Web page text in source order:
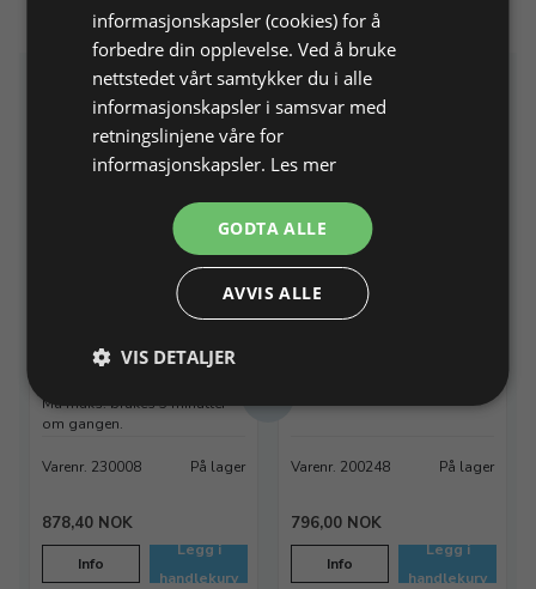
Relaterte produkter
Minibrenner, Ironda til
større loddinger
Må maks. brukes 5 minutter
om gangen.
Varenr. 230008 På lager
878,40 NOK
Info
Legg i
handlekurv
Varenr. 200248 På lager
796,00 NOK
Info
Legg i
handlekurv
informasjonskapsler (cookies) for å
forbedre din opplevelse. Ved å bruke
nettstedet vårt samtykker du i alle
informasjonskapsler i samsvar med
retningslinjene våre for
informasjonskapsler. Les mer
GODTA ALLE
AVVIS ALLE
VIS DETALJER